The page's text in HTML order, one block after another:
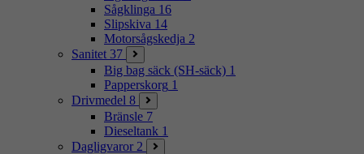
Sågklinga 16
Slipskiva 14
Motorsågskedja 2
Sanitet 37
Big bag säck (SH-säck) 1
Papperskorg 1
Drivmedel 8
Bränsle 7
Dieseltank 1
Dagligvaror 2